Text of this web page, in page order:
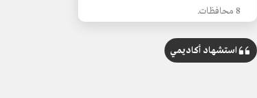
8 محافظات.
فئات المحافظات
فئة (أ) محافظة بقعاء.
استشهاد أكاديمي